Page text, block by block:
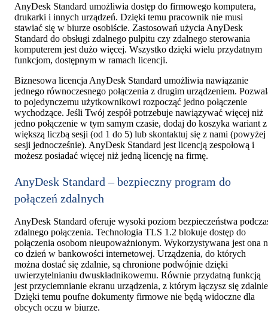
AnyDesk Standard umożliwia dostęp do firmowego komputera,
drukarki i innych urządzeń. Dzięki temu pracownik nie musi
stawiać się w biurze osobiście. Zastosowań użycia AnyDesk
Standard do obsługi zdalnego pulpitu czy zdalnego sterowania
komputerem jest dużo więcej. Wszystko dzięki wielu przydatnym
funkcjom, dostępnym w ramach licencji.
Biznesowa licencja AnyDesk Standard umożliwia nawiązanie
jednego równoczesnego połączenia z drugim urządzeniem.
to pojedynczemu użytkownikowi rozpocząć jedno połączenie
wychodzące. Jeśli Twój zespół potrzebuje nawiązywać więcej niż
jedno połączenie w tym samym czasie, dodaj do koszyka wariant z
większą liczbą sesji (od 1 do 5) lub skontaktuj się z nami (powyżej
sesji jednocześnie). AnyDesk Standard jest licencją zespołową i
możesz posiadać więcej niż jedną licencję na firmę.
AnyDesk Standard – bezpieczny program do
połączeń zdalnych
AnyDesk Standard oferuje wysoki poziom bezpieczeństwa
zdalnego połączenia. Technologia TLS 1.2 blokuje dostęp do
połączenia osobom nieupoważnionym. Wykorzystywana jest ona
co dzień w bankowości internetowej. Urządzenia, do których
można dostać się zdalnie, są chronione podwójnie dzięki
uwierzytelnianiu dwuskładnikowemu. Równie przydatną funkcją
jest przyciemnianie ekranu urządzenia, z którym łączysz się
Dzięki temu poufne dokumenty firmowe nie będą widoczne dla
obcych oczu w biurze.